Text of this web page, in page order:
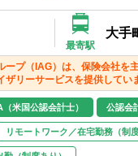
環境労働安全衛生に詳しい
理者、安全衛生管理者な
リアとしてのご紹介も検
ンサルティングファーム
ステナビリティの領域に
査法人での会計監査経験
の業務を経験したい方
サステナビリティ/非財務
www.pwc.com/jp/ja/
sustainability/
最寄駅
大手
ープ（IAG）は、保険会社を
ザリーサービスを提供して
（米国公認会計士） 公認会
リモートワーク／在宅勤務（制度